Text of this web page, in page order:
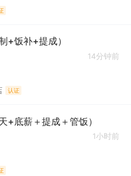
+饭补+提成）
14分钟前
认证
+底薪＋提成＋管饭）
1小时前